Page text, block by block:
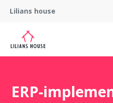
Lilians house
ERP-